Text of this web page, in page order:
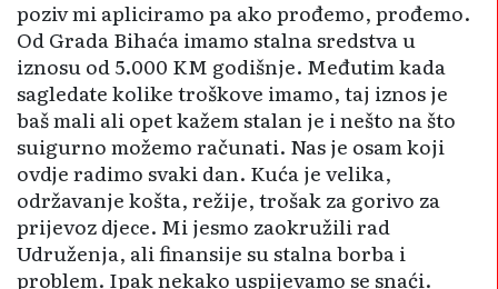
poziv mi apliciramo pa ako prođemo, prođemo.
Od Grada Bihaća imamo stalna sredstva u
iznosu od 5.000 KM godišnje. Međutim kada
sagledate kolike troškove imamo, taj iznos je
baš mali ali opet kažem stalan je i nešto na što
suigurno možemo računati. Nas je osam koji
ovdje radimo svaki dan. Kuća je velika,
održavanje košta, režije, trošak za gorivo za
prijevoz djece. Mi jesmo zaokružili rad
Udruženja, ali finansije su stalna borba i
problem. Ipak nekako uspijevamo se snaći.